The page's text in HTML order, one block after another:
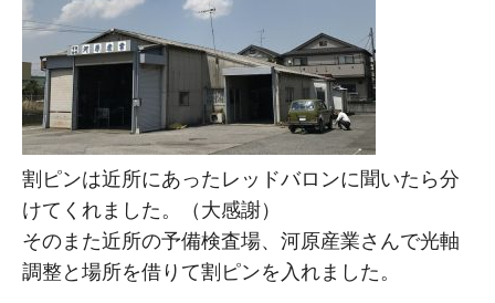
割ピンは近所にあったレッドバロンに聞いたら分
けてくれました。（大感謝）
そのまた近所の予備検査場、河原産業さんで光軸
調整と場所を借りて割ピンを入れました。